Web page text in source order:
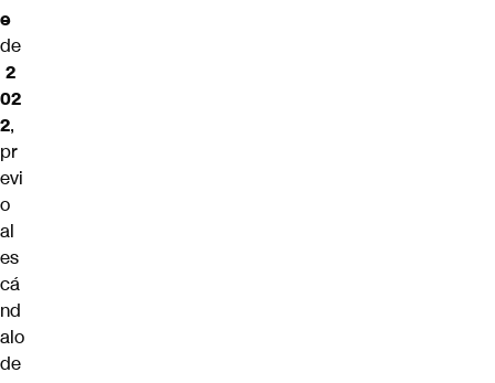
e
de
2
02
2,
pr
evi
o
al
es
cá
nd
alo
de